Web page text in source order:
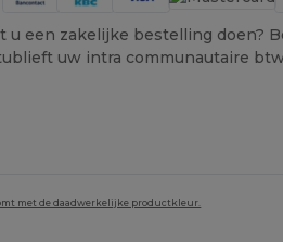
u een zakelijke bestelling doen?
uw intra communautaire
met de daadwerkelijke productkleur.